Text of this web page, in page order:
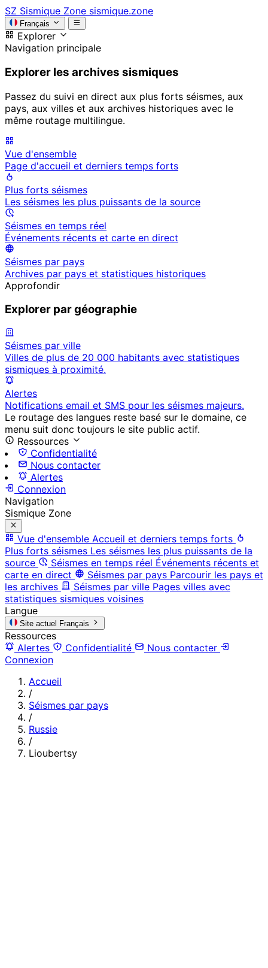
SZ Sismique Zone sismique.zone
Français
Explorer
Navigation principale
Explorer les archives sismiques
Passez du suivi en direct aux plus forts séismes, aux
pays, aux villes et aux archives historiques avec le
même routage multilingue.
Vue d'ensemble
Page d'accueil et derniers temps forts
Plus forts séismes
Les séismes les plus puissants de la source
Séismes en temps réel
Événements récents et carte en direct
Séismes par pays
Archives par pays et statistiques historiques
Approfondir
Explorer par géographie
Séismes par ville
Villes de plus de 20 000 habitants avec statistiques
sismiques à proximité.
Alertes
Notifications email et SMS pour les séismes majeurs.
Le routage des langues reste basé sur le domaine, ce
menu suit donc toujours le site public actif.
Ressources
Confidentialité
Nous contacter
Alertes
Connexion
Navigation
Sismique Zone
Vue d'ensemble Accueil et derniers temps forts
Plus forts séismes Les séismes les plus puissants de la
source
Séismes en temps réel Événements récents et
carte en direct
Séismes par pays Parcourir les pays et
les archives
Séismes par ville Pages villes avec
statistiques sismiques voisines
Langue
Site actuel Français
Ressources
Alertes
Confidentialité
Nous contacter
Connexion
Accueil
/
Séismes par pays
/
Russie
/
Lioubertsy